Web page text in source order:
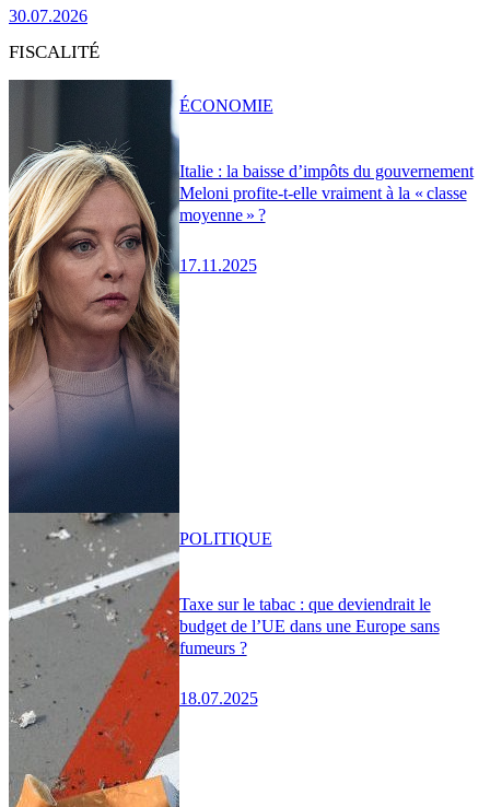
30.07.2026
FISCALITÉ
Italie : la baisse d’impôts du gouvernement
Meloni profite-t-elle vraiment à la « classe
moyenne » ?
17.11.2025
ÉCONOMIE
Taxe sur le tabac : que deviendrait le
budget de l’UE dans une Europe sans
fumeurs ?
18.07.2025
POLITIQUE